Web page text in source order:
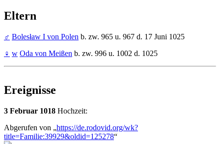
Eltern
♂ Bolesław I von Polen b. zw. 965 u. 967 d. 17 Juni 1025
♀ w Oda von Meißen b. zw. 996 u. 1002 d. 1025
Ereignisse
3 Februar 1018 Hochzeit:
Abgerufen von „https://de.rodovid.org/wk?
title=Familie:39929&oldid=125278“